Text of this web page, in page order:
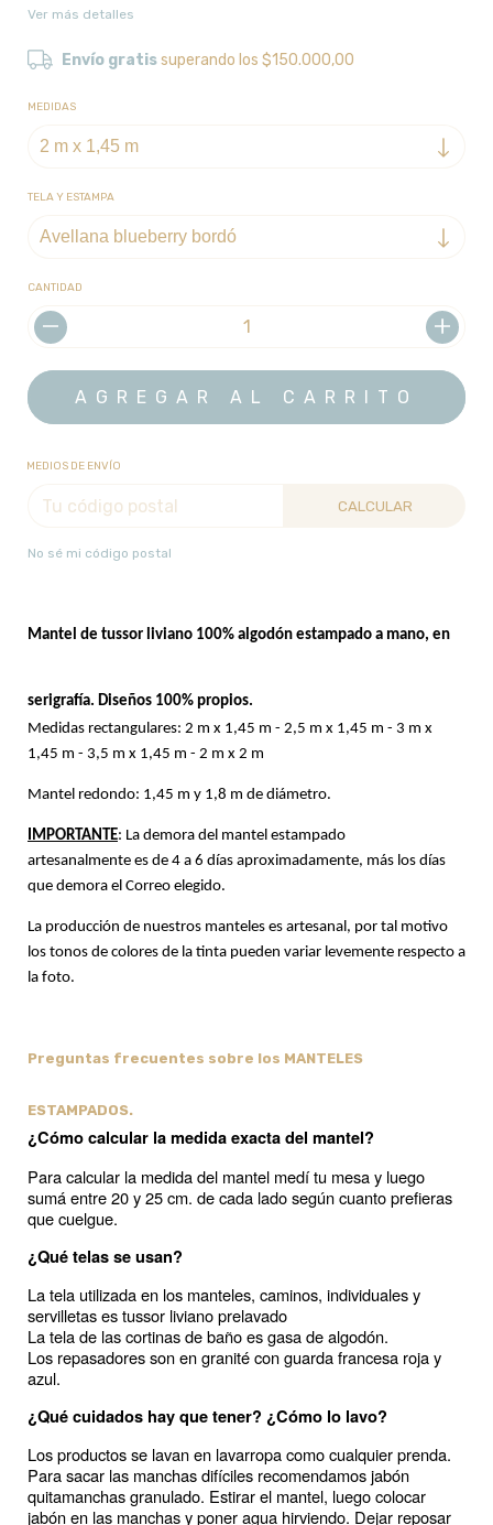
Ver más detalles
Envío gratissuperando los$150.000,00
MEDIDAS
TELA Y ESTAMPA
CANTIDAD
MEDIOS DE ENVÍO
CALCULAR
No sé mi código postal
Mantel de tussor liviano 100% algodón estampado a mano, en
serigrafía. Diseños 100% propios.
Medidas rectangulares: 2 m x 1,45 m - 2,5 m x 1,45 m - 3 m x
1,45 m - 3,5 m x 1,45 m - 2 m x 2 m
Mantel redondo: 1,45 m y 1,8 m de diámetro.
IMPORTANTE: La demora del mantel estampado
artesanalmente es de 4 a 6 días aproximadamente, más los días
que demora el Correo elegido.
La producción de nuestros manteles es artesanal, por tal motivo
los tonos de colores de la tinta pueden variar levemente respecto a
la foto.
Preguntas frecuentes sobre los MANTELES
ESTAMPADOS.
¿Cómo calcular la medida exacta del mantel?
Para calcular la medida del mantel medí tu mesa y luego
sumá entre 20 y 25 cm. de cada lado según cuanto prefieras
que cuelgue.
¿Qué telas se usan?
La tela utilizada en los manteles, caminos, individuales y
servilletas es tussor liviano prelavado
La tela de las cortinas de baño es gasa de algodón.
Los repasadores son en granité con guarda francesa roja y
azul.
¿Qué cuidados hay que tener? ¿Cómo lo lavo?
Los productos se lavan en lavarropa como cualquier prenda.
Para sacar las manchas difíciles recomendamos jabón
quitamanchas granulado. Estirar el mantel, luego colocar
jabón en las manchas y poner agua hirviendo. Dejar reposar